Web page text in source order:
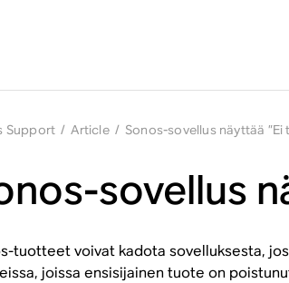
Support / Article / Sonos-sovellus näyttää
sovellus
tuotteet voivat kadota sovelluksesta,
joissa ensisijainen tuote on